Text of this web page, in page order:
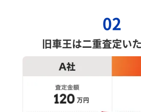
02
旧車王は二重査定い